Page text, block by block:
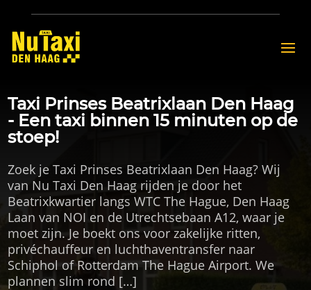
Taxi Prinses Beatrixlaan Den Haag
- Een taxi binnen 15 minuten op de
stoep!
Zoek je Taxi Prinses Beatrixlaan Den Haag? Wij
van Nu Taxi Den Haag rijden je door het
Beatrixkwartier langs WTC The Hague, Den Haag
Laan van NOI en de Utrechtsebaan A12, waar je
moet zijn. Je boekt ons voor zakelijke ritten,
privéchauffeur en luchthaventransfer naar
Schiphol of Rotterdam The Hague Airport. We
plannen slim rond […]